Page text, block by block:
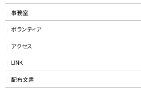
事務室
ボランティア
アクセス
LINK
配布文書